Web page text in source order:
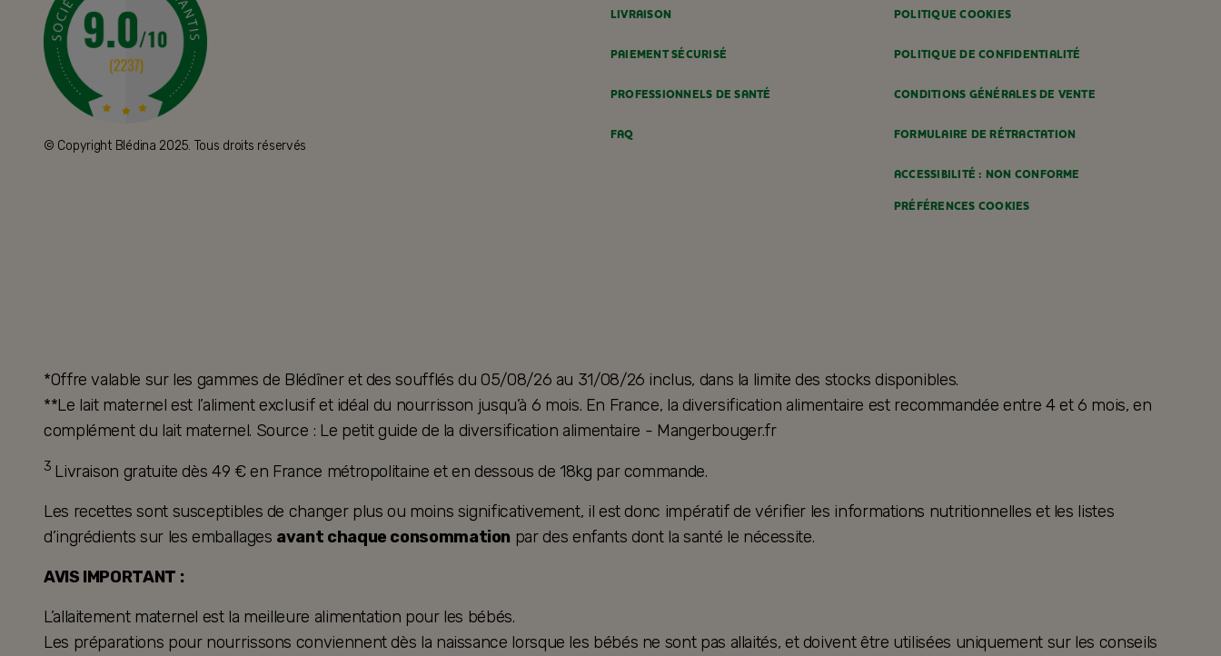
© Copyright Blédina 2025. Tous droits réservés
LIVRAISON
PAIEMENT SÉCURISÉ
PROFESSIONNELS DE SANTÉ
FAQ
POLITIQUE COOKIES
POLITIQUE DE CONFIDENTIALITÉ
CONDITIONS GÉNÉRALES DE VENTE
FORMULAIRE DE RÉTRACTATION
ACCESSIBILITÉ : NON CONFORME
PRÉFÉRENCES COOKIES
*Offre valable sur les gammes de Blédîner et des soufflés du 05/08/26 au 31/08/26 inclus, dans la limite des stocks disponibles.
**Le lait maternel est l’aliment exclusif et idéal du nourrisson jusqu’à 6 mois. En France, la diversification alimentaire est recommandée entre 4 et 6 mois, en
complément du lait maternel. Source : Le petit guide de la diversification alimentaire - Mangerbouger.fr
3 Livraison gratuite dès 49 € en France métropolitaine et en dessous de 18kg par commande.
Les recettes sont susceptibles de changer plus ou moins significativement, il est donc impératif de vérifier les informations nutritionnelles et les listes
d’ingrédients sur les emballages avant chaque consommation par des enfants dont la santé le nécessite.
AVIS IMPORTANT :
L’allaitement maternel est la meilleure alimentation pour les bébés.
Les préparations pour nourrissons conviennent dès la naissance lorsque les bébés ne sont pas allaités, et doivent être utilisées uniquement sur les conseils